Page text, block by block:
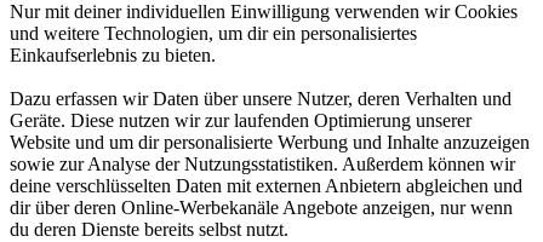
Nur mit deiner individuellen Einwilligung verwenden wir Cookies
und weitere Technologien, um dir ein personalisiertes
Einkaufserlebnis zu bieten.
Dazu erfassen wir Daten über unsere Nutzer, deren Verhalten und
Geräte. Diese nutzen wir zur laufenden Optimierung unserer
Website und um dir personalisierte Werbung und Inhalte anzuzeigen
sowie zur Analyse der Nutzungsstatistiken. Außerdem können wir
deine verschlüsselten Daten mit externen Anbietern abgleichen und
dir über deren Online-Werbekanäle Angebote anzeigen, nur wenn
du deren Dienste bereits selbst nutzt.